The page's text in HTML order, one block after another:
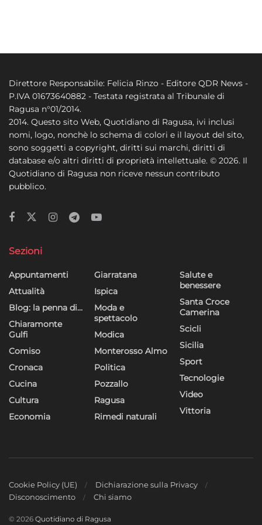
Direttore Responsabile: Felicia Rinzo - Editore QDR News -
P.IVA 01673640882 - Testata registrata al Tribunale di
Ragusa n°01/2014.
2014. Questo sito Web, Quotidiano di Ragusa, ivi inclusi
nomi, logo, nonchè lo schema di colori e il layout del sito,
sono soggetti a copyright, diritti sui marchi, diritti di
database e/o altri diritti di proprietà intellettuale. © 2026. Il
Quotidiano di Ragusa non riceve nessun contributo
pubblico.
Sezioni
Appuntamenti
Attualità
Blog: la penna di…
Chiaramonte
Gulfi
Comiso
Cronaca
Cucina
Cultura
Economia
Giarratana
Ispica
Moda e
spettacolo
Modica
Monterosso Almo
Politica
Pozzallo
Ragusa
Rimedi naturali
Salute e
benessere
Santa Croce
Camerina
Scicli
Sicilia
Sport
Tecnologie
Video
Vittoria
Cookie Policy (UE)
Dichiarazione sulla Privacy
Disconoscimento
Chi siamo
© 2026 Quotidiano di Ragusa